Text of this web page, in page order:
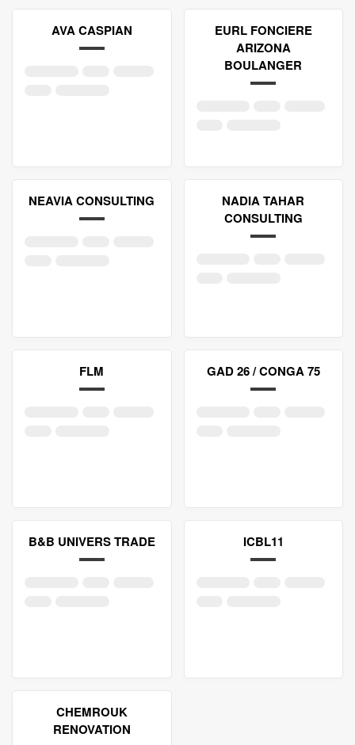
AVA CASPIAN
EURL FONCIERE
ARIZONA
BOULANGER
NEAVIA CONSULTING
NADIA TAHAR
CONSULTING
FLM GAD 26 / CONGA 75
B&B UNIVERS TRADE ICBL11
CHEMROUK
RENOVATION